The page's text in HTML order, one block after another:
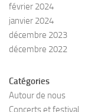
février 2024
janvier 2024
décembre 2023
décembre 2022
Catégories
Autour de nous
Concerts et festival